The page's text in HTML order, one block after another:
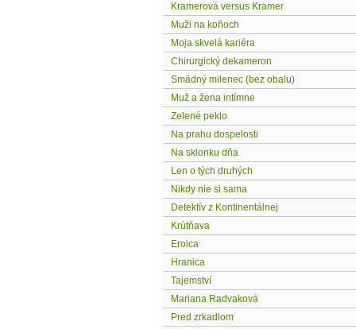
Kramerová versus Kramer
Muži na koňoch
Moja skvelá kariéra
Chirurgický dekameron
Smädný milenec (bez obalu)
Muž a žena intímne
Zelené peklo
Na prahu dospelosti
Na sklonku dňa
Len o tých druhých
Nikdy nie si sama
Detektív z Kontinentálnej
Krútňava
Eroica
Hranica
Tajemství
Mariana Radvaková
Pred zrkadlom